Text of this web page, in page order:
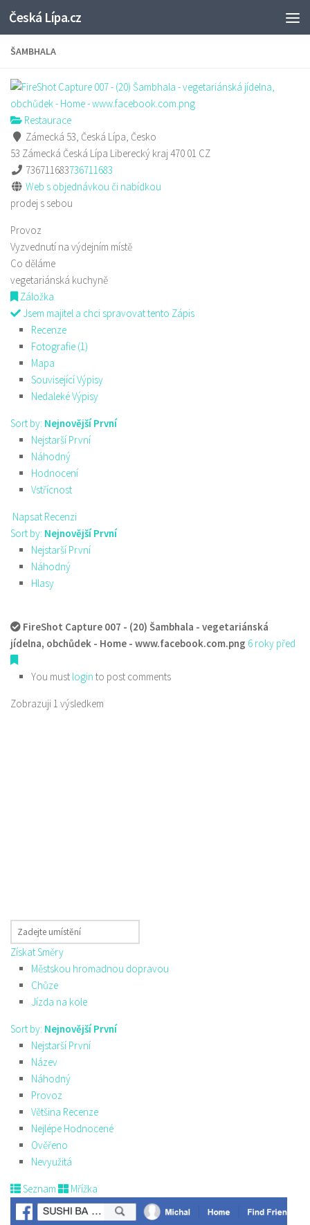
Skip to content
Česká Lípa.cz
ŠAMBHALA
Restaurace
Zámecká 53, Česká Lípa, Česko
53 Zámecká Česká Lípa Liberecký kraj470 01 CZ
736711683736711683
Web s objednávkou či nabídkou
prodej s sebou
Provoz
Vyzvednutí na výdejním místě
Co děláme
vegetariánská kuchyně
Záložka
Jsem majitel a chci spravovat tento Zápis
Recenze
Fotografie (1)
Mapa
Související Výpisy
Nedaleké Výpisy
Sort by: Nejnovější První
Nejstarší První
Náhodný
Hodnocení
Vstřícnost
Napsat Recenzi
Sort by: Nejnovější První
Nejstarší První
Náhodný
Hlasy
FireShot Capture 007 - (20) Šambhala - vegetariánská
jídelna, obchůdek - Home - www.facebook.com.png 6 roky před
You must login to post comments
Zobrazuji 1 výsledkem
Získat Směry
Městskou hromadnou dopravou
Chůze
Jízda na kole
Sort by: Nejnovější První
Nejstarší První
Název
Náhodný
Provoz
Většina Recenze
Nejlépe Hodnocené
Ověřeno
Nevyužitá
Seznam Mřížka